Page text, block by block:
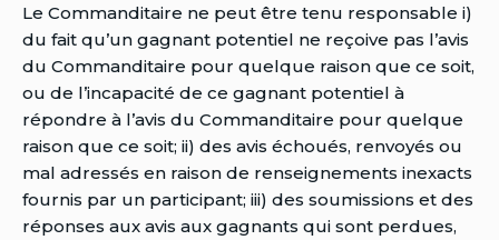
Le Commanditaire ne peut être tenu responsable i)
du fait qu’un gagnant potentiel ne reçoive pas l’avis
du Commanditaire pour quelque raison que ce soit,
ou de l’incapacité de ce gagnant potentiel à
répondre à l’avis du Commanditaire pour quelque
raison que ce soit; ii) des avis échoués, renvoyés ou
mal adressés en raison de renseignements inexacts
fournis par un participant; iii) des soumissions et des
réponses aux avis aux gagnants qui sont perdues,